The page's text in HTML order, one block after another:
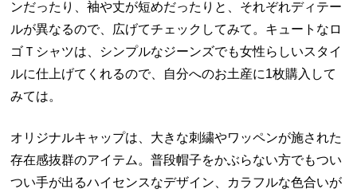
ンだったり、袖や丈が短めだったりと、それぞれディテー
ルが異なるので、広げてチェックしてみて。キュートなロ
ゴＴシャツは、シンプルなジーンズでも女性らしいスタイ
ルに仕上げてくれるので、自分へのお土産に1枚購入して
みては。
オリジナルキャップは、大きな刺繍やワッペンが施された
存在感抜群のアイテム。普段帽子をかぶらない方でもつい
つい手が出るハイセンスなデザイン、カラフルな色合いが